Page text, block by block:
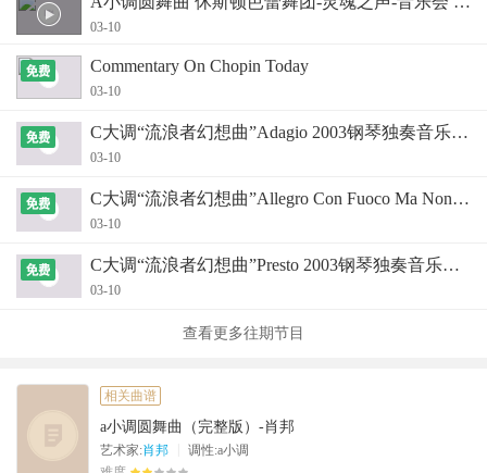
03-10
Commentary On Chopin Today
03-10
C大调“流浪者幻想曲”Adagio 2003钢琴独奏音乐会
03-10
C大调“流浪者幻想曲”Allegro Con Fuoco Ma Non
03-10
C大调“流浪者幻想曲”Presto 2003钢琴独奏音乐会现
03-10
查看更多往期节目
相关曲谱
a小调圆舞曲（完整版）-肖邦
艺术家:肖邦
调性:a小调